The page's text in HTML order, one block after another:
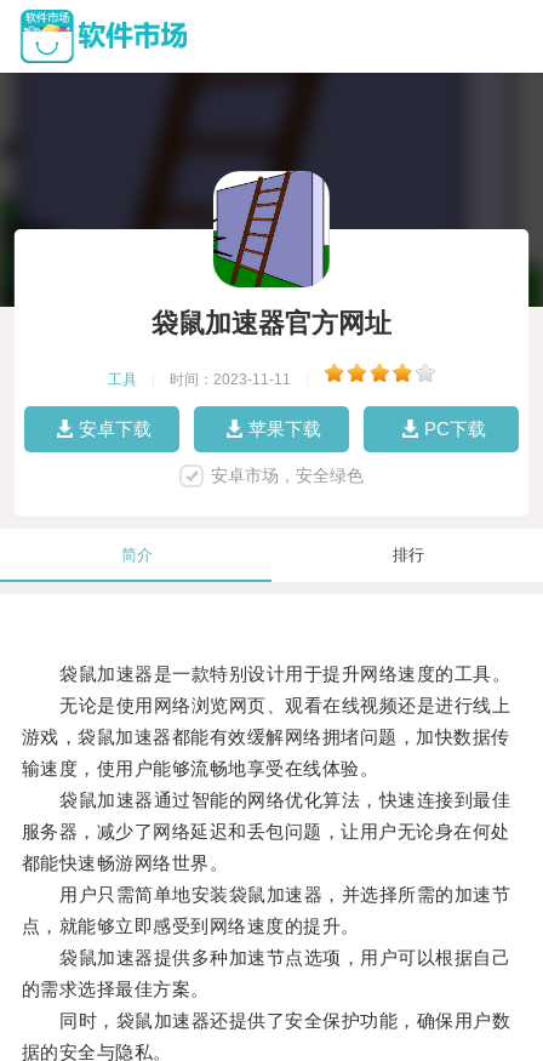
袋鼠加速器官方网址
工具 时间：2023-11-11
安卓下载 苹果下载 PC下载
安卓市场，安全绿色
简介 排行
袋鼠加速器是一款特别设计用于提升网络速度的工具。
无论是使用网络浏览网页、观看在线视频还是进行线上
游戏，袋鼠加速器都能有效缓解网络拥堵问题，加快数据传
输速度，使用户能够流畅地享受在线体验。
袋鼠加速器通过智能的网络优化算法，快速连接到最佳
服务器，减少了网络延迟和丢包问题，让用户无论身在何处
都能快速畅游网络世界。
用户只需简单地安装袋鼠加速器，并选择所需的加速节
点，就能够立即感受到网络速度的提升。
袋鼠加速器提供多种加速节点选项，用户可以根据自己
的需求选择最佳方案。
同时，袋鼠加速器还提供了安全保护功能，确保用户数
据的安全与隐私。